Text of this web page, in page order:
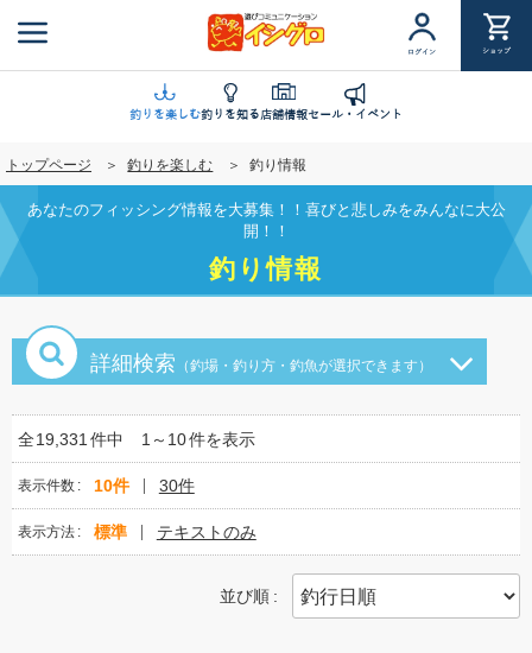
ン
に
移
動
ログイン ショップ
釣りを楽しむ釣りを知る店舗情報セール・イベント
トップページ 釣りを楽しむ 釣り情報
あなたのフィッシング情報を大募集！！喜びと悲しみをみんなに大公
開！！
釣り情報
詳細検索 （釣場・釣り方・釣魚が選択できます）
全19,331 件中 1～10件を表示
表示件数 10件 30件
表示方法 標準 テキストのみ
並び順